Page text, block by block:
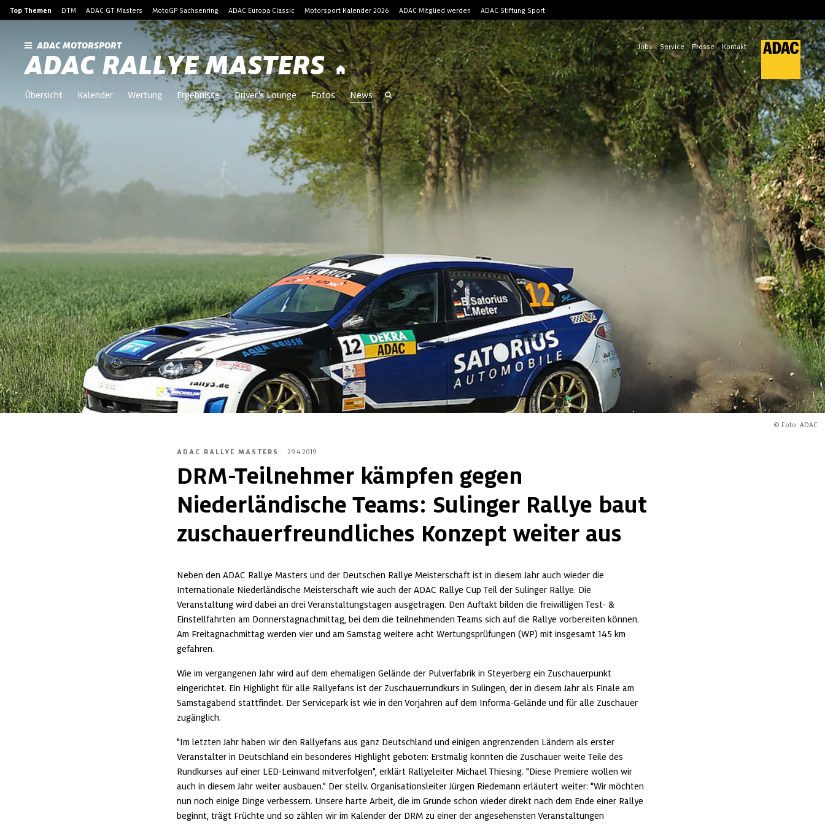
Top Themen DTM ADAC GT Masters MotoGP Sachsenring ADAC Europa Classic Motorsport Kalender 2026 ADAC Mitglied werden ADAC Stiftung Sport
ADAC MOTORSPORT
ADAC RALLYE MASTERS
Jobs Service Presse Kontakt
Übersicht Kalender Wertung Ergebnisse Driver's Lounge Fotos News
© Foto: ADAC
ADAC RALLYE MASTERS · 29.4.2019
DRM-Teilnehmer kämpfen gegen
Niederländische Teams: Sulinger Rallye baut
zuschauerfreundliches Konzept weiter aus
Neben den ADAC Rallye Masters und der Deutschen Rallye Meisterschaft ist in diesem Jahr auch wieder die
Internationale Niederländische Meisterschaft wie auch der ADAC Rallye Cup Teil der Sulinger Rallye. Die
Veranstaltung wird dabei an drei Veranstaltungstagen ausgetragen. Den Auftakt bilden die freiwilligen Test- &
Einstellfahrten am Donnerstagnachmittag, bei dem die teilnehmenden Teams sich auf die Rallye vorbereiten können.
Am Freitagnachmittag werden vier und am Samstag weitere acht Wertungsprüfungen (WP) mit insgesamt 145 km
gefahren.
Wie im vergangenen Jahr wird auf dem ehemaligen Gelände der Pulverfabrik in Steyerberg ein Zuschauerpunkt
eingerichtet. Ein Highlight für alle Rallyefans ist der Zuschauerrundkurs in Sulingen, der in diesem Jahr als Finale am
Samstagabend stattfindet. Der Servicepark ist wie in den Vorjahren auf dem Informa-Gelände und für alle Zuschauer
zugänglich.
"Im letzten Jahr haben wir den Rallyefans aus ganz Deutschland und einigen angrenzenden Ländern als erster
Veranstalter in Deutschland ein besonderes Highlight geboten: Erstmalig konnten die Zuschauer weite Teile des
Rundkurses auf einer LED-Leinwand mitverfolgen", erklärt Rallyeleiter Michael Thiesing. "Diese Premiere wollen wir
auch in diesem Jahr weiter ausbauen." Der stellv. Organisationsleiter Jürgen Riedemann erläutert weiter: "Wir möchten
nun noch einige Dinge verbessern. Unsere harte Arbeit, die im Grunde schon wieder direkt nach dem Ende einer Rallye
beginnt, trägt Früchte und so zählen wir im Kalender der DRM zu einer der angesehensten Veranstaltungen